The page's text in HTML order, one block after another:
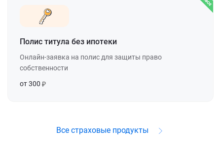
Полис титула без ипотеки
Онлайн-заявка на полис для защиты право
собственности
от 300
Все страховые продукты